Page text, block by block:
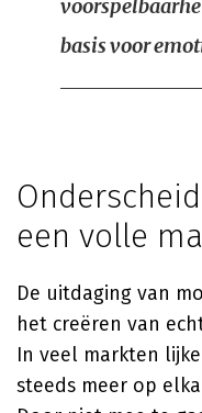
basis voor
een volle
De uitdaging van
het creëren van
In veel markten
steeds meer op